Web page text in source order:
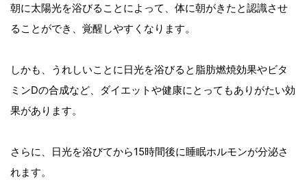
朝に太陽光を浴びることによって、体に朝がきたと認識させ
ることができ、覚醒しやすくなります。
しかも、うれしいことに日光を浴びると脂肪燃焼効果やビタ
ミンDの合成など、ダイエットや健康にとってもありがたい効
果があります。
さらに、日光を浴びてから15時間後に睡眠ホルモンが分泌さ
れます。